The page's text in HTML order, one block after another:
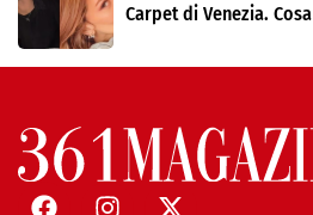
Carpet di Venezia.